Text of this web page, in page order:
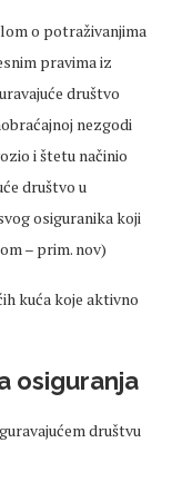
o potraživanjima
pravima iz
društvo
nezgodi
i štetu načinio
društvo u
osiguranika koji
– prim. nov)
kuća koje aktivno
osiguranja
društvu